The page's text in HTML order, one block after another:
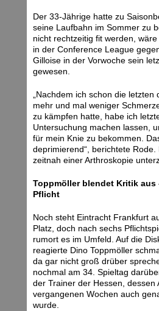
Der 33-Jährige hatte zu
seine Laufbahn im Sommer zu
nicht rechtzeitig fit werden,
in der Conference League
Gilloise in der Vorwoche sein
gewesen.
„Nachdem ich schon die
mehr und mal weniger
zu kämpfen hatte, habe ich
Untersuchung machen lassen,
für mein Knie zu bekommen.
deprimierend“, berichtete Rode.
zeitnah einer Arthroskopie
Toppmöller blendet Kritik aus
Pflicht
Noch steht Eintracht Frankfurt
Platz, doch nach sechs
rumort es im Umfeld. Auf die
reagierte Dino Toppmöller
da gar nicht groß drüber
nochmal am 34. Spieltag
der Trainer der Hessen, dessen
vergangenen Wochen auch
wurde.